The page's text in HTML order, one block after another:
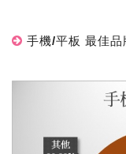
手機/平板 最佳品